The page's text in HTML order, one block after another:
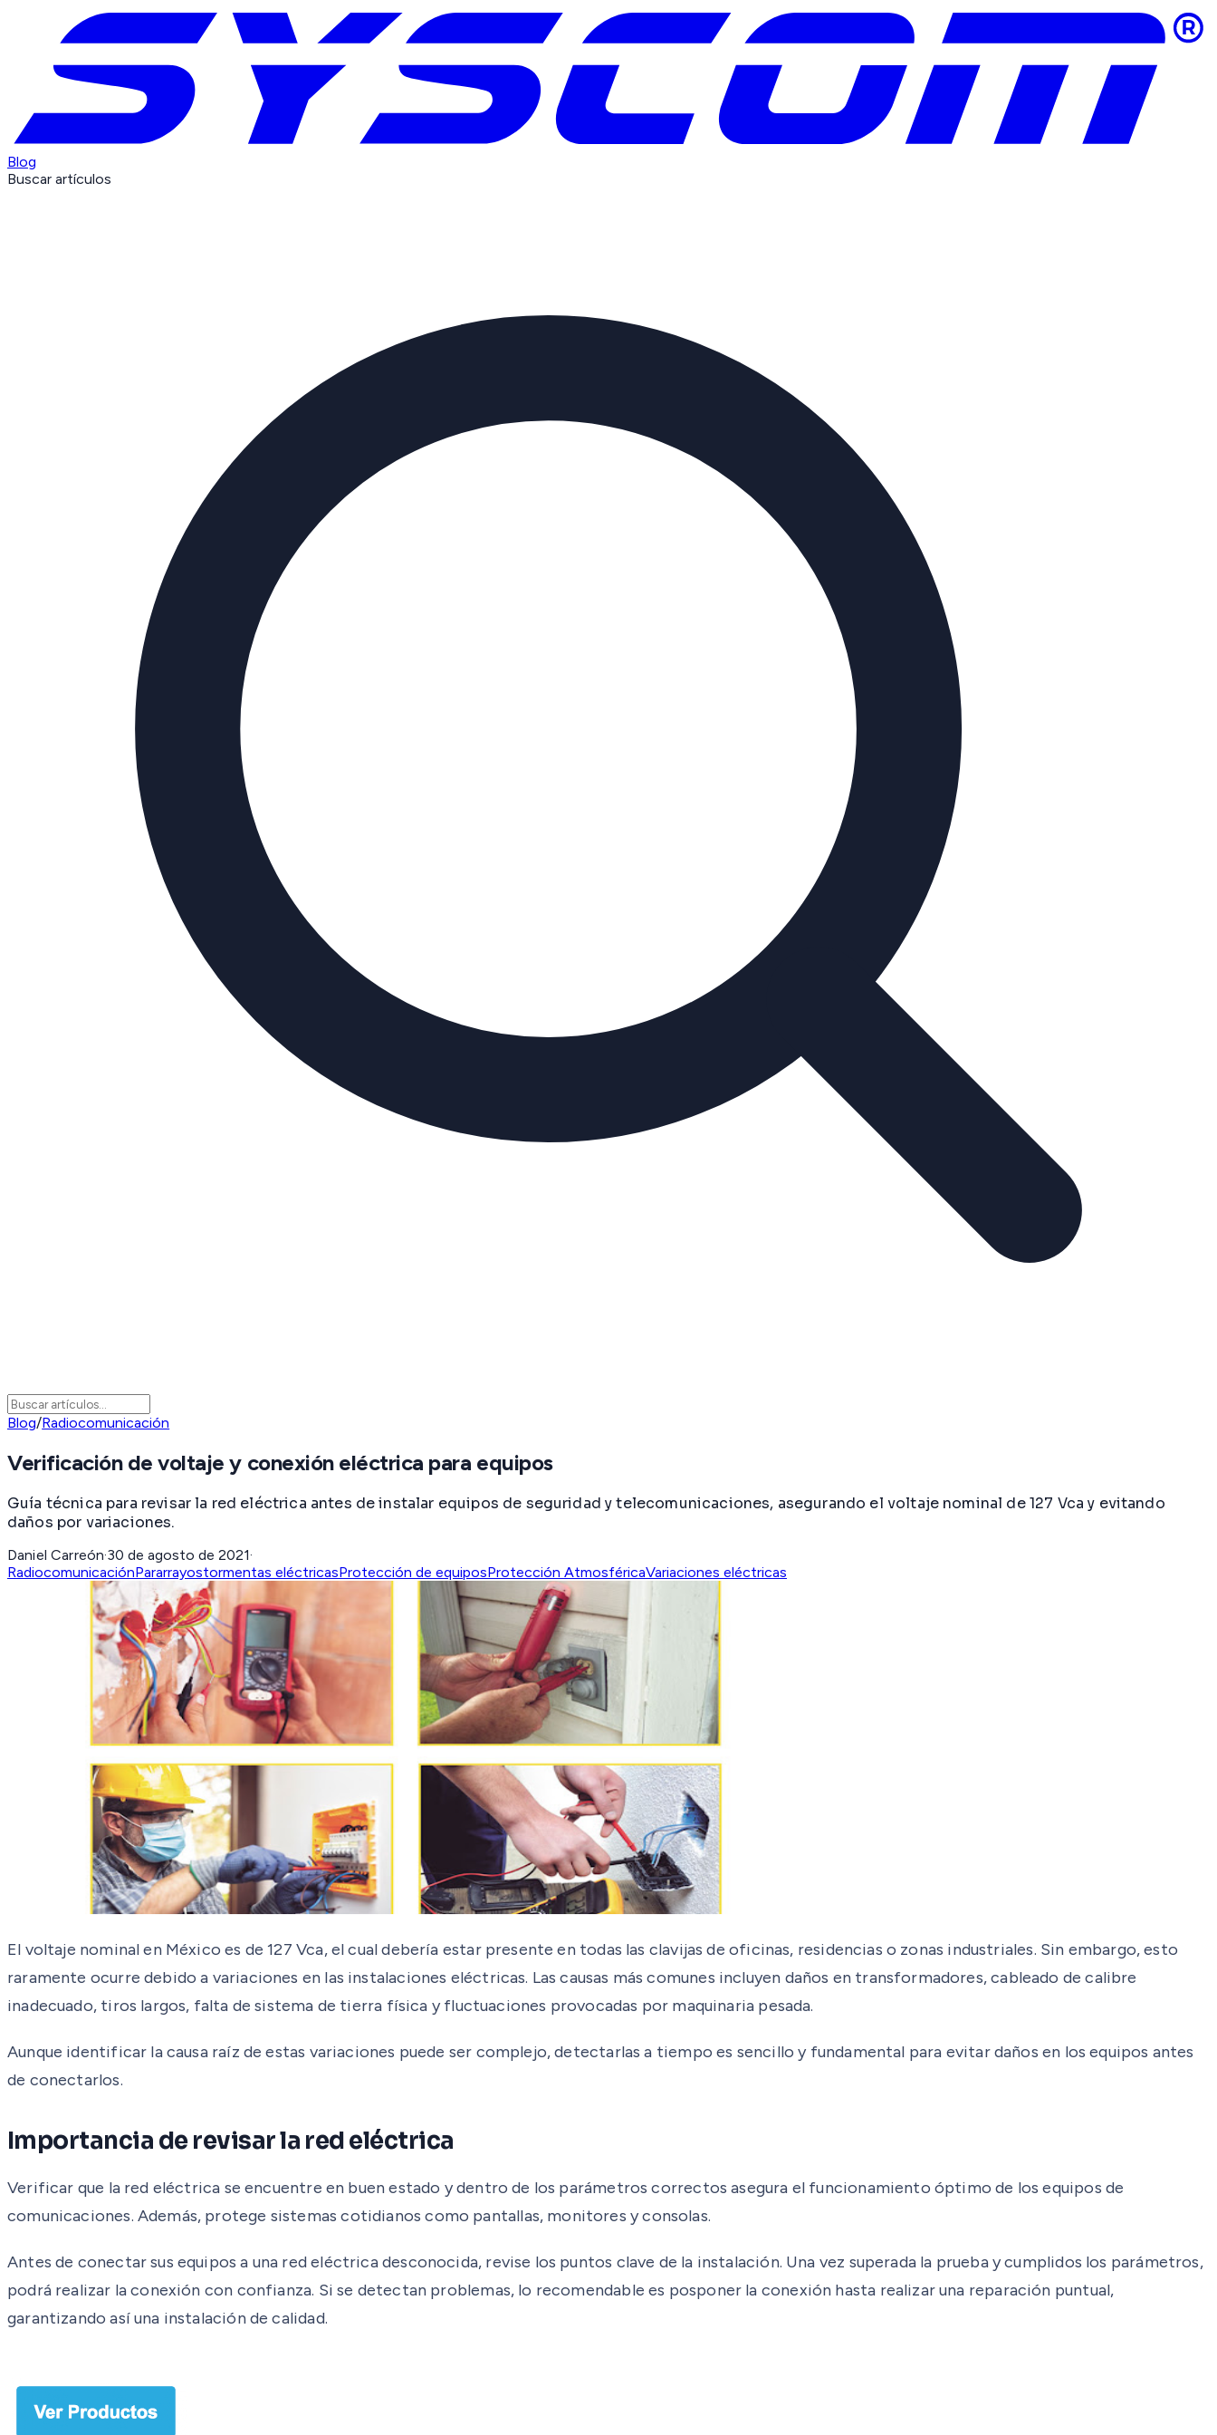
Blog
Buscar artículos
Blog/Radiocomunicación
Verificación de voltaje y conexión eléctrica para equipos
Guía técnica para revisar la red eléctrica antes de instalar equipos de seguridad y telecomunicaciones, asegurando el voltaje nominal de 127 Vca y evitando
daños por variaciones.
Daniel Carreón·30 de agosto de 2021·
RadiocomunicaciónPararrayostormentas eléctricasProtección de equiposProtección AtmosféricaVariaciones eléctricas
El voltaje nominal en México es de 127 Vca, el cual debería estar presente en todas las clavijas de oficinas, residencias o zonas industriales. Sin embargo, esto
raramente ocurre debido a variaciones en las instalaciones eléctricas. Las causas más comunes incluyen daños en transformadores, cableado de calibre
inadecuado, tiros largos, falta de sistema de tierra física y fluctuaciones provocadas por maquinaria pesada.
Aunque identificar la causa raíz de estas variaciones puede ser complejo, detectarlas a tiempo es sencillo y fundamental para evitar daños en los equipos antes
de conectarlos.
Importancia de revisar la red eléctrica
Verificar que la red eléctrica se encuentre en buen estado y dentro de los parámetros correctos asegura el funcionamiento óptimo de los equipos de
comunicaciones. Además, protege sistemas cotidianos como pantallas, monitores y consolas.
Antes de conectar sus equipos a una red eléctrica desconocida, revise los puntos clave de la instalación. Una vez superada la prueba y cumplidos los parámetros,
podrá realizar la conexión con confianza. Si se detectan problemas, lo recomendable es posponer la conexión hasta realizar una reparación puntual,
garantizando así una instalación de calidad.